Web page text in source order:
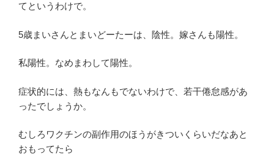
てというわけで。
5歳まいさんとまいどーたーは、陰性。嫁さんも陽性。
私陽性。なめまわして陽性。
症状的には、熱もなんもでないわけで、若干倦怠感があ
ったでしょうか。
むしろワクチンの副作用のほうがきついくらいだなあと
おもってたら